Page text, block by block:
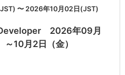
〜 2026年10月02日(JST)
2026年09月
10月2日（金）